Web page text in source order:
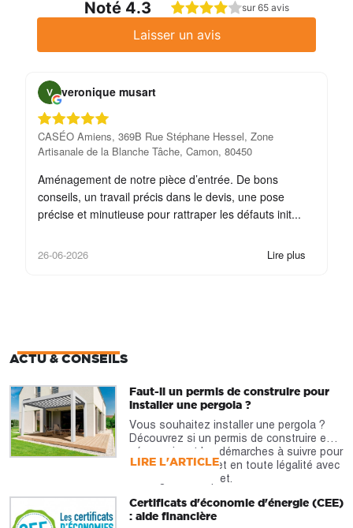
Noté 4.3 sur 65 avis
Laisser un avis
veronique musart
CASÉO Amiens, 369B Rue Stéphane Hessel, Zone
Artisanale de la Blanche Tâche, Camon, 80450
Aménagement de notre pièce d’entrée. De bons
conseils, un travail précis dans le devis, une pose
précise et minutieuse pour rattraper les défauts init...
26-06-2026 Lire plus
ACTU & CONSEILS
Faut-il un permis de construire pour
installer une pergola ?
Vous souhaitez installer une pergola ?
Découvrez si un permis de construire est
nécessaire et les démarches à suivre pour
réaliser votre projet en toute légalité avec
notre guide complet.
LIRE L'ARTICLE
Certificats d'économie d'énergie (CEE)
: aide financière